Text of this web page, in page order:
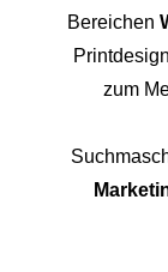
Bereichen
zum